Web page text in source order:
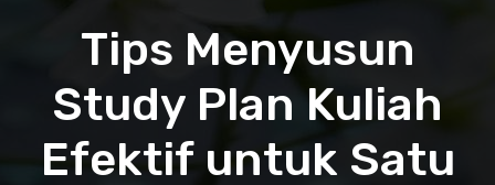
Tips Menyusun
Study Plan Kuliah
Efektif untuk Satu